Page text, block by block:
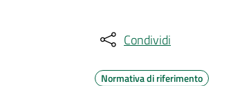
Condividi
Normativa di riferimento